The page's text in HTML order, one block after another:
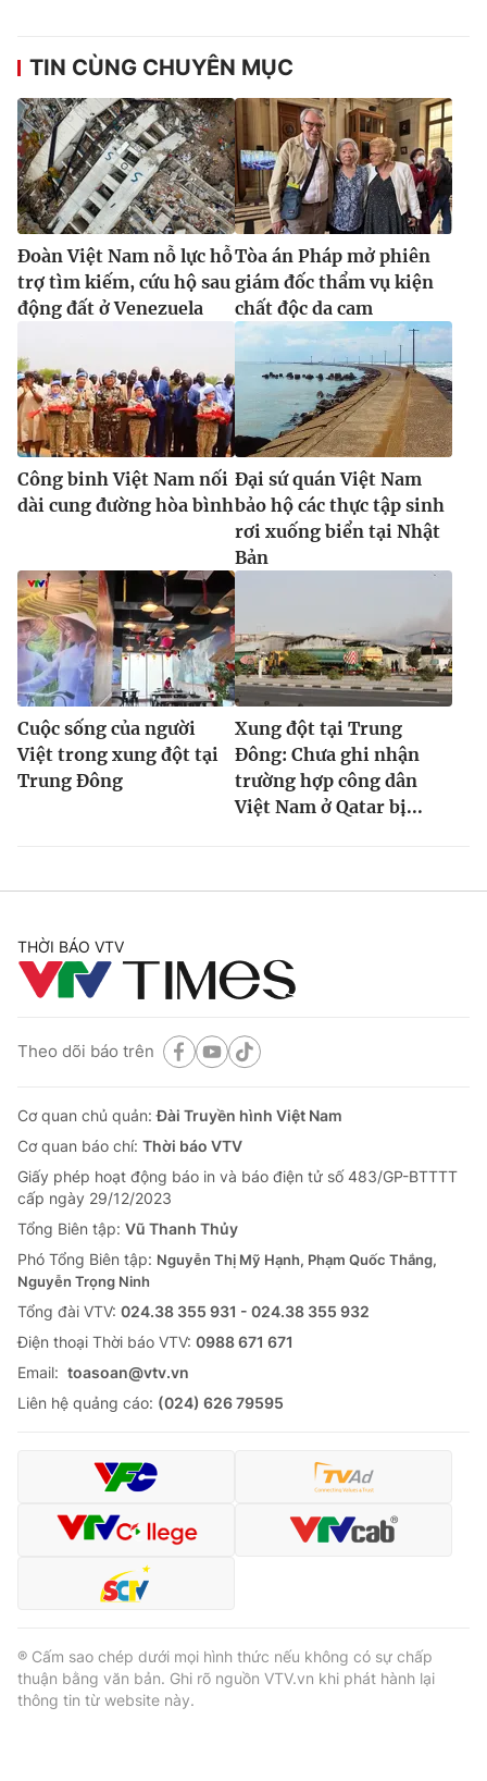
TIN CÙNG CHUYÊN MỤC
Đoàn Việt Nam nỗ lực hỗ
trợ tìm kiếm, cứu hộ sau
động đất ở Venezuela
Tòa án Pháp mở phiên
giám đốc thẩm vụ kiện
chất độc da cam
Công binh Việt Nam nối
dài cung đường hòa bình
Đại sứ quán Việt Nam
bảo hộ các thực tập sinh
rơi xuống biển tại Nhật
Bản
Cuộc sống của người
Việt trong xung đột tại
Trung Đông
Xung đột tại Trung
Đông: Chưa ghi nhận
trường hợp công dân
Việt Nam ở Qatar bị...
THỜI BÁO VTV
Theo dõi báo trên
Cơ quan chủ quản:Đài Truyền hình Việt Nam
Cơ quan báo chí: Thời báo VTV
Giấy phép hoạt động báo in và báo điện tử số 483/GP-BTTTT
cấp ngày 29/12/2023
Tổng Biên tập: Vũ Thanh Thủy
Phó Tổng Biên tập: Nguyễn Thị Mỹ Hạnh, Phạm Quốc Thắng,
Nguyễn Trọng Ninh
Tổng đài VTV: 024.38 355 931 - 024.38 355 932
Ðiện thoại Thời báo VTV: 0988 671 671
Email: toasoan@vtv.vn
Liên hệ quảng cáo: (024) 626 79595
® Cấm sao chép dưới mọi hình thức nếu không có sự chấp
thuận bằng văn bản. Ghi rõ nguồn VTV.vn khi phát hành lại
thông tin từ website này.